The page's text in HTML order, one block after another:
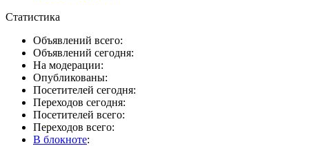
Статистика
Объявлений всего:
Объявлений сегодня:
На модерации:
Опубликованы:
Посетителей сегодня:
Переходов сегодня:
Посетителей всего:
Переходов всего:
В блокноте: